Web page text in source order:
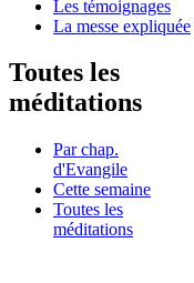
Les témoignages
La messe expliquée
Toutes les
méditations
Par chap.
d'Evangile
Cette semaine
Toutes les
méditations